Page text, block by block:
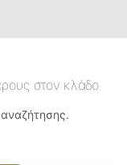
στον κλάδο